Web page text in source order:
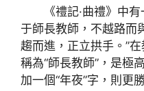
《禮記·曲禮》中
于師長教師，不越路而
趨而進，正立拱手。”
稱為“師長教師”，是極
加一個“年夜”字，則更